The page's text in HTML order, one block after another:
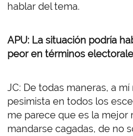
hablar del tema.
APU: La situación podría
peor en términos
JC: De todas maneras, a
pesimista en todos los
me parece que es la mejor
mandarse cagadas, de no